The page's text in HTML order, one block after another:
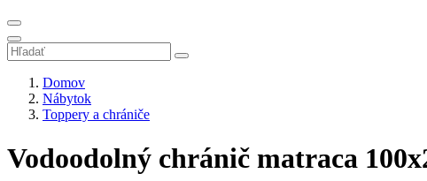
Domov
Nábytok
Toppery a chrániče
Vodoodolný chránič matraca